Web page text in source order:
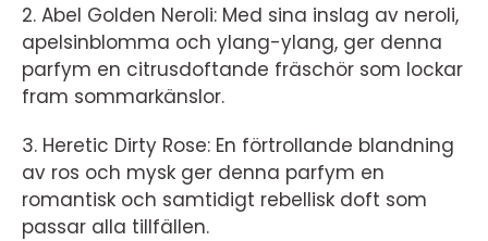
2. Abel Golden Neroli: Med sina inslag av neroli,
apelsinblomma och ylang-ylang, ger denna
parfym en citrusdoftande fräschör som lockar
fram sommarkänslor.
3. Heretic Dirty Rose: En förtrollande blandning
av ros och mysk ger denna parfym en
romantisk och samtidigt rebellisk doft som
passar alla tillfällen.